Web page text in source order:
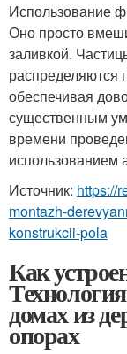
Использование
Оно просто
заливкой.
распределяются
обеспечивая
существенным
времени
использованием
Источник: https://
montazh-
konstrukcii-pola
Как
домах из
опорах